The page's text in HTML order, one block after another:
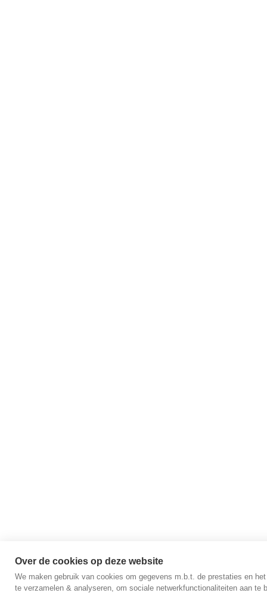
Over de cookies op deze website
We maken gebruik van cookies om gegevens m.b.t. de prestaties en
te verzamelen & analyseren, om sociale netwerkfunctionaliteiten aan te